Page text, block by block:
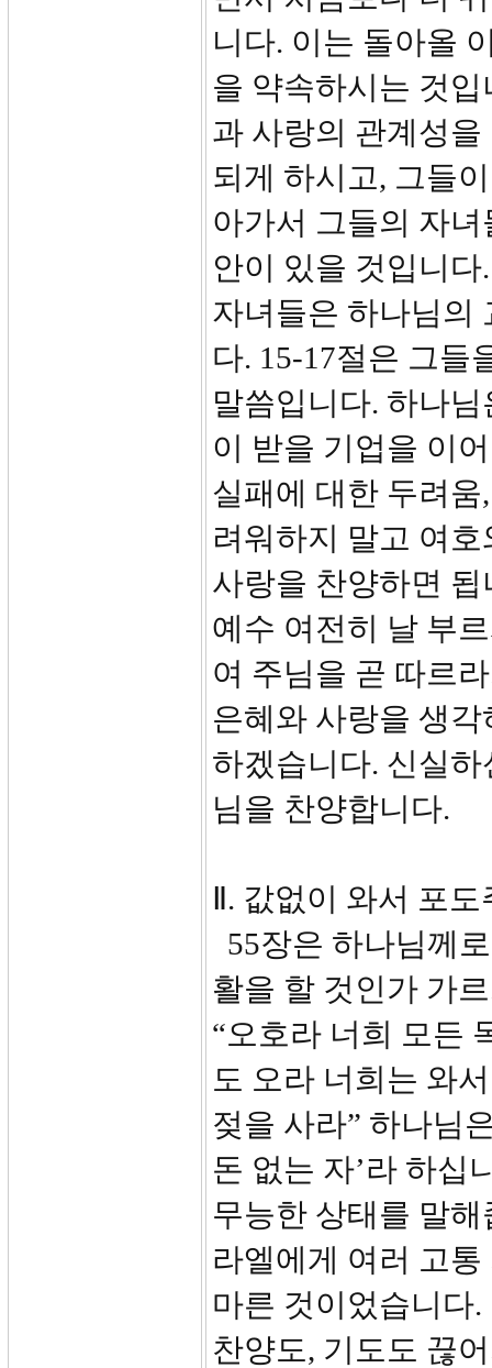
니다. 이는 돌아올
을 약속하시는 것
과 사랑의 관계성
되게 하시고, 그들
아가서 그들의 자
안이 있을 것입니
자녀들은 하나님의
다. 15-17절은 그들
말씀입니다. 하나
이 받을 기업을 이
실패에 대한 두려
려워하지 말고 여
사랑을 찬양하면
예수 여전히 날 부
여 주님을 곧 따르
은혜와 사랑을 생
하겠습니다. 신실
님을 찬양합니다.
Ⅱ. 값없이 와서 포
55장은 하나님께
활을 할 것인가 가
“오호라 너희 모든
도 오라 너희는 와
젖을 사라” 하나님
돈 없는 자’라 하십
무능한 상태를 말
라엘에게 여러 고
마른 것이었습니다
찬양도, 기도도 끊